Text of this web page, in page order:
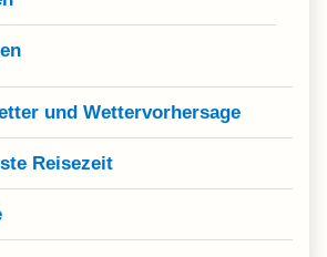
und Wettervorhersage
Reisezeit